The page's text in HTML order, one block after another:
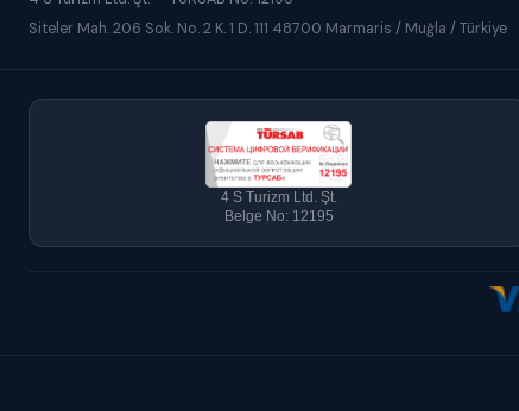
Siteler Mah. 206 Sok. No. 2 K. 1 D. 111 48700 Marmaris / Muğla / Türkiye
4 S Turizm Ltd. Şt.
Belge No: 12195